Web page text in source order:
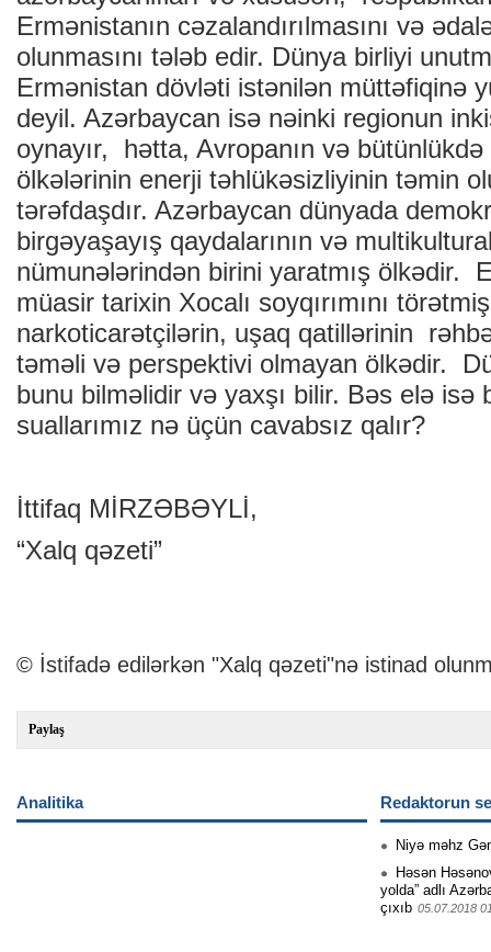
Ermənistanın cəzalandırılmasını və
olunmasını tələb edir. Dünya birliyi
Ermənistan dövləti istənilən müttəfiqinə
deyil. Azərbaycan isə nəinki regionun
oynayır, hətta, Avropanın və bütünlükdə
ölkələrinin enerji təhlükəsizliyinin təmin
tərəfdaşdır. Azərbaycan dünyada
birgəyaşayış qaydalarının və
nümunələrindən birini yaratmış ölkədir.
müasir tarixin Xocalı soyqırımını
narkoticarətçilərin, uşaq qatillərinin
təməli və perspektivi olmayan ölkədir.
bunu bilməlidir və yaxşı bilir. Bəs elə isə
suallarımız nə üçün cavabsız qalır?
İttifaq MİRZƏBƏYLİ,
“Xalq qəzeti”
© İstifadə edilərkən "Xalq qəzeti"nə istinad
Paylaş
Analitika Redaktorun
Niyə məhz
Həsən
yolda” adlı
çıxıb 05.07.2018